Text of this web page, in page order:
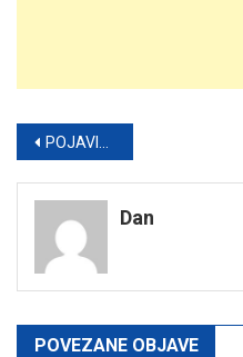
Post
navigation
POJAVIO SE I SNIMAK: Sukob na dženazi Benjaminu Spahoviću, potezao se i pištolj
Dan
POVEZANE OBJAVE